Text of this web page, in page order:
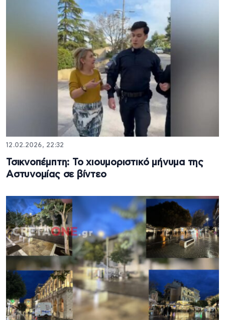
12.02.2026, 22:32
Τσικνοπέμπτη: Το χιουμοριστικό μήνυμα της
Αστυνομίας σε βίντεο